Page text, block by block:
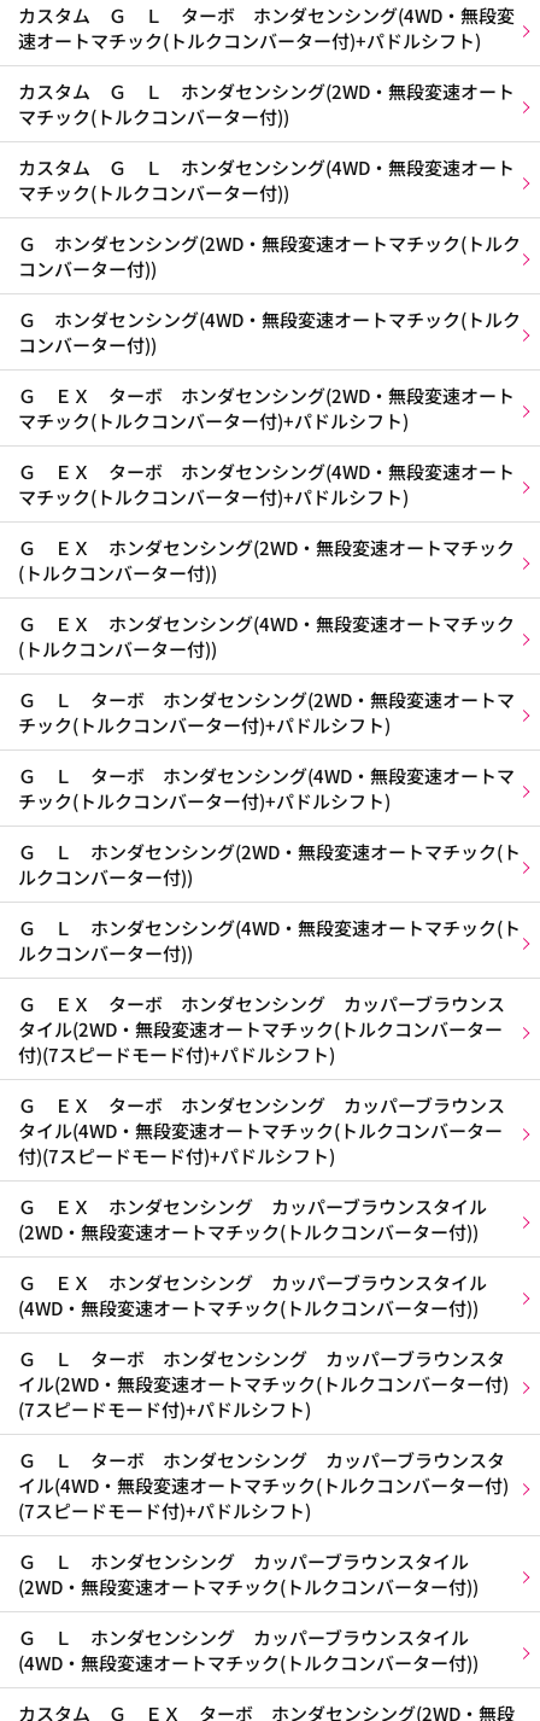
カスタム Ｇ Ｌ ターボ ホンダセンシング(4WD・無段変
速オートマチック(トルクコンバーター付)+パドルシフト)
カスタム Ｇ Ｌ ホンダセンシング(2WD・無段変速オート
マチック(トルクコンバーター付))
カスタム Ｇ Ｌ ホンダセンシング(4WD・無段変速オート
マチック(トルクコンバーター付))
Ｇ ホンダセンシング(2WD・無段変速オートマチック(トルク
コンバーター付))
Ｇ ホンダセンシング(4WD・無段変速オートマチック(トルク
コンバーター付))
Ｇ ＥＸ ターボ ホンダセンシング(2WD・無段変速オート
マチック(トルクコンバーター付)+パドルシフト)
Ｇ ＥＸ ターボ ホンダセンシング(4WD・無段変速オート
マチック(トルクコンバーター付)+パドルシフト)
Ｇ ＥＸ ホンダセンシング(2WD・無段変速オートマチック
(トルクコンバーター付))
Ｇ ＥＸ ホンダセンシング(4WD・無段変速オートマチック
(トルクコンバーター付))
Ｇ Ｌ ターボ ホンダセンシング(2WD・無段変速オートマ
チック(トルクコンバーター付)+パドルシフト)
Ｇ Ｌ ターボ ホンダセンシング(4WD・無段変速オートマ
チック(トルクコンバーター付)+パドルシフト)
Ｇ Ｌ ホンダセンシング(2WD・無段変速オートマチック(ト
ルクコンバーター付))
Ｇ Ｌ ホンダセンシング(4WD・無段変速オートマチック(ト
ルクコンバーター付))
Ｇ ＥＸ ターボ ホンダセンシング カッパーブラウンス
タイル(2WD・無段変速オートマチック(トルクコンバーター
付)(7スピードモード付)+パドルシフト)
Ｇ ＥＸ ターボ ホンダセンシング カッパーブラウンス
タイル(4WD・無段変速オートマチック(トルクコンバーター
付)(7スピードモード付)+パドルシフト)
Ｇ ＥＸ ホンダセンシング カッパーブラウンスタイル
(2WD・無段変速オートマチック(トルクコンバーター付))
Ｇ ＥＸ ホンダセンシング カッパーブラウンスタイル
(4WD・無段変速オートマチック(トルクコンバーター付))
Ｇ Ｌ ターボ ホンダセンシング カッパーブラウンスタ
イル(2WD・無段変速オートマチック(トルクコンバーター付)
(7スピードモード付)+パドルシフト)
Ｇ Ｌ ターボ ホンダセンシング カッパーブラウンスタ
イル(4WD・無段変速オートマチック(トルクコンバーター付)
(7スピードモード付)+パドルシフト)
Ｇ Ｌ ホンダセンシング カッパーブラウンスタイル
(2WD・無段変速オートマチック(トルクコンバーター付))
Ｇ Ｌ ホンダセンシング カッパーブラウンスタイル
(4WD・無段変速オートマチック(トルクコンバーター付))
カスタム Ｇ ＥＸ ターボ ホンダセンシング(2WD・無段